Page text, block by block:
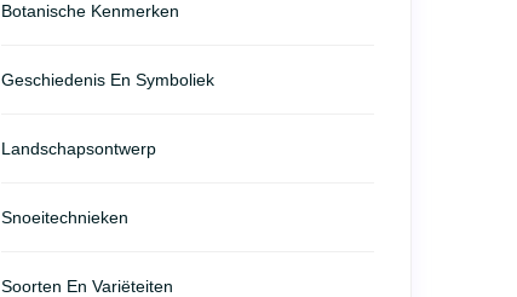
Botanische Kenmerken
Geschiedenis En Symboliek
Landschapsontwerp
Snoeitechnieken
Soorten En Variëteiten